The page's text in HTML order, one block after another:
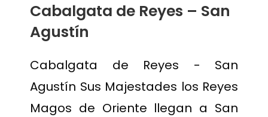
Cabalgata de Reyes – San
Agustín
Cabalgata de Reyes - San
Agustín Sus Majestades los Reyes
Magos de Oriente llegan a San